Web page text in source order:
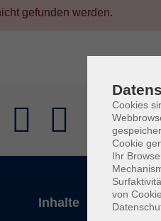
gefunden werden.
Inhalte
Cookies
Cookie
Ihr
von